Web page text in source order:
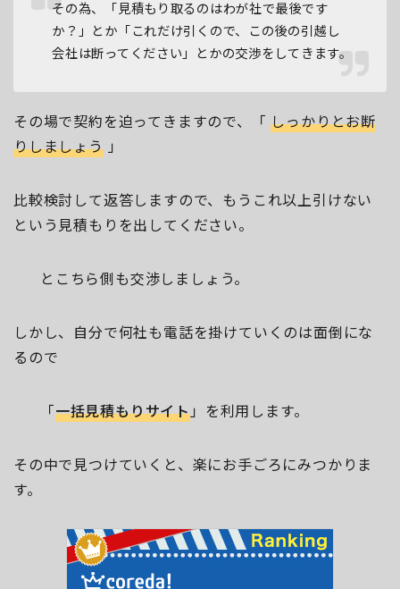
その為、「見積もり取るのはわが社で最後です
か？」とか「これだけ引くので、この後の引越し
会社は断ってください」とかの交渉をしてきます。
その場で契約を迫ってきますので、「しっかりとお断
りしましょう」
比較検討して返答しますので、もうこれ以上引けない
という見積もりを出してください。
とこちら側も交渉しましょう。
しかし、自分で何社も電話を掛けていくのは面倒にな
るので
「一括見積もりサイト」を利用します。
その中で見つけていくと、楽にお手ごろにみつかりま
す。